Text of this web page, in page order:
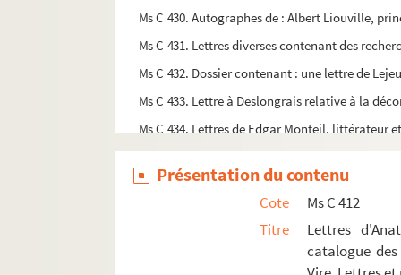
Ms C 430. Autographes de : Albert Liouville,
Ms C 431. Lettres diverses contenant des
Ms C 432. Dossier contenant : une lettre de
Ms C 433. Lettre à Deslongrais relative à la
Ms C 434. Lettres de Edgar Monteil, littérateur
Ms C 435. Lettres et billets d'Armand Gasté
Ms C 436. Lettres d'Armand Gasté à Charles-
Ms C 437. Pièces concernant les collections
Ms C 438. Lettre de René Lenormand, virois,
Ms C 439. Lettres de Dubost, archiviste de la
Présentation du contenu
Cote
Ms C 412
Titre
Lettres
catalogue